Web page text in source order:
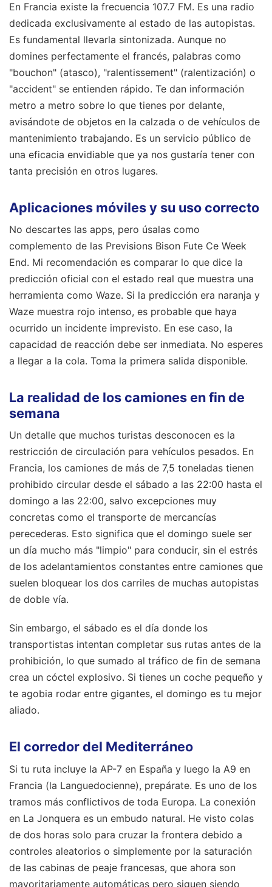
En Francia existe la frecuencia 107.7 FM. Es una radio
dedicada exclusivamente al estado de las autopistas.
Es fundamental llevarla sintonizada. Aunque no
domines perfectamente el francés, palabras como
"bouchon" (atasco), "ralentissement" (ralentización) o
"accident" se entienden rápido. Te dan información
metro a metro sobre lo que tienes por delante,
avisándote de objetos en la calzada o de vehículos de
mantenimiento trabajando. Es un servicio público de
una eficacia envidiable que ya nos gustaría tener con
tanta precisión en otros lugares.
Aplicaciones móviles y su uso correcto
No descartes las apps, pero úsalas como
complemento de las Previsions Bison Fute Ce Week
End. Mi recomendación es comparar lo que dice la
predicción oficial con el estado real que muestra una
herramienta como Waze. Si la predicción era naranja y
Waze muestra rojo intenso, es probable que haya
ocurrido un incidente imprevisto. En ese caso, la
capacidad de reacción debe ser inmediata. No esperes
a llegar a la cola. Toma la primera salida disponible.
La realidad de los camiones en fin de
semana
Un detalle que muchos turistas desconocen es la
restricción de circulación para vehículos pesados. En
Francia, los camiones de más de 7,5 toneladas tienen
prohibido circular desde el sábado a las 22:00 hasta el
domingo a las 22:00, salvo excepciones muy
concretas como el transporte de mercancías
perecederas. Esto significa que el domingo suele ser
un día mucho más "limpio" para conducir, sin el estrés
de los adelantamientos constantes entre camiones que
suelen bloquear los dos carriles de muchas autopistas
de doble vía.
Sin embargo, el sábado es el día donde los
transportistas intentan completar sus rutas antes de la
prohibición, lo que sumado al tráfico de fin de semana
crea un cóctel explosivo. Si tienes un coche pequeño y
te agobia rodar entre gigantes, el domingo es tu mejor
aliado.
El corredor del Mediterráneo
Si tu ruta incluye la AP-7 en España y luego la A9 en
Francia (la Languedocienne), prepárate. Es uno de los
tramos más conflictivos de toda Europa. La conexión
en La Jonquera es un embudo natural. He visto colas
de dos horas solo para cruzar la frontera debido a
controles aleatorios o simplemente por la saturación
de las cabinas de peaje francesas, que ahora son
mayoritariamente automáticas pero siguen siendo